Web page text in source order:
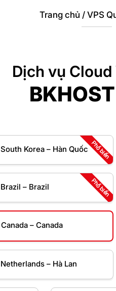
Trang chủ / VPS
Dịch vụ
South Korea – Hàn Quốc Phổ biến
Brazil – Brazil Phổ biến
Canada – Canada
Netherlands – Hà Lan